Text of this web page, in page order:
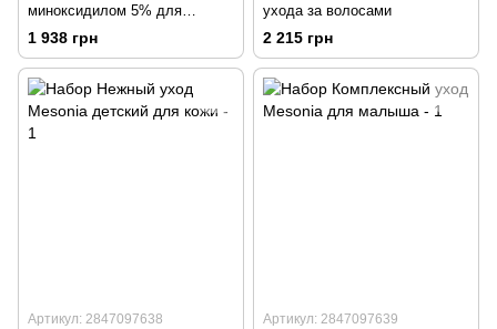
миноксидилом 5% для
восстановления волос 100 мл
1 938 грн
ухода за волосами
2 215 грн
Артикул: 2847097638 Артикул: 2847097639